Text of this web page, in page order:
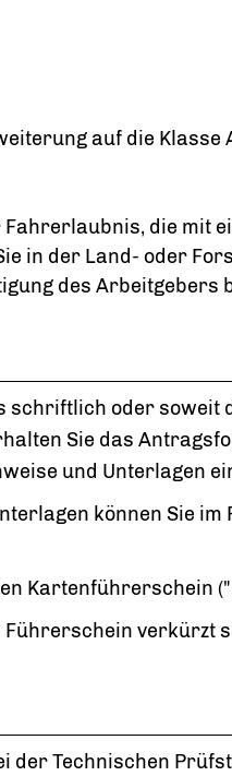
auf die Klasse
die mit
in der Land- oder
des Arbeitgebers
oder soweit
Sie das
und Unterlagen
können Sie im
Kartenführerschein
Führerschein verkürzt
der Technischen